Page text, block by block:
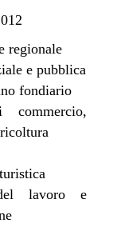
regionale
e pubblica
fondiario
commercio,
lavoro e